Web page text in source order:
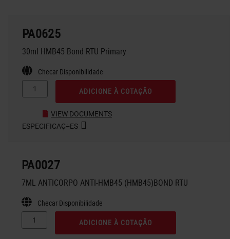
PA0625
30ml HMB45 Bond RTU Primary
Checar Disponibilidade
ADICIONE À COTAÇÃO
VIEW DOCUMENTS
ESPECIFICAÇ÷ES
PA0027
7ML ANTICORPO ANTI-HMB45 (HMB45)BOND RTU
Checar Disponibilidade
ADICIONE À COTAÇÃO